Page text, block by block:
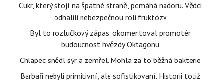
Cukr, který stojí na špatné straně, pomáhá nádoru. Vědci
odhalili nebezpečnou roli fruktózy
Byl to rozlučkový zápas, okomentoval promotér
budoucnost hvězdy Oktagonu
Chlapec snědl sýr a zemřel. Mohla za to běžná bakterie
Barbaři nebyli primitivní, ale sofistikovaní. Historii totiž